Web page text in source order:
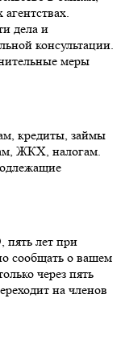
дела и
консультации.
меры
кредиты, займы
ЖКХ, налогам.
пять лет при
сообщать о вашем
через пять
на членов